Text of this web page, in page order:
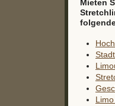
Mieten